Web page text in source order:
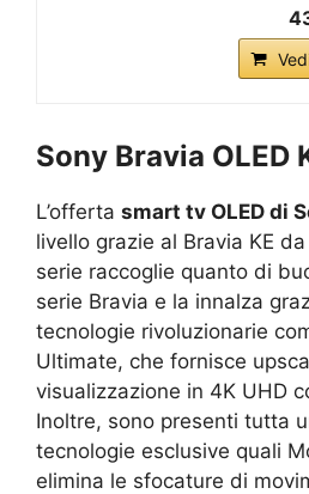
Sony Bravia OLED
L’offerta smart tv OLED di
livello grazie al Bravia KE da
serie raccoglie quanto di
serie Bravia e la innalza
tecnologie rivoluzionarie
Ultimate, che fornisce
visualizzazione in 4K UHD
Inoltre, sono presenti tutta
tecnologie esclusive quali
elimina le sfocature di